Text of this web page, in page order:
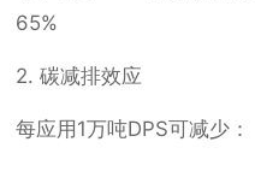
65%
2. 碳减排效应
每应用1万吨DPS可减少：